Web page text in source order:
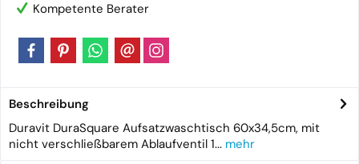
Kompetente Berater
Beschreibung
Duravit DuraSquare Aufsatzwaschtisch 60x34,5cm, mit
nicht verschließbarem Ablaufventil 1... mehr